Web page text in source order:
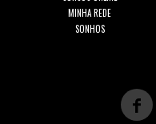
MINHA REDE
SONHOS